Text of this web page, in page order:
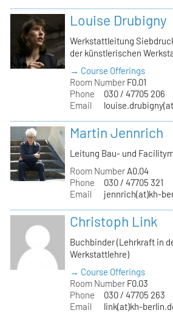
Louise Drubigny
Werkstattleitung
der künstlerischen
→ Course Offerings
Room Number F0.01
Phone
030 / 47705 206
Email
Martin Jennrich
Leitung Bau- und
Room Number A0.04
Phone
030 / 47705 321
Email
jennrich(at)kh-
Christoph Link
Buchbinder (Lehrkraft in
Werkstattlehre)
→ Course Offerings
Room Number F0.03
Phone
030 / 47705 263
Email
link(at)kh-